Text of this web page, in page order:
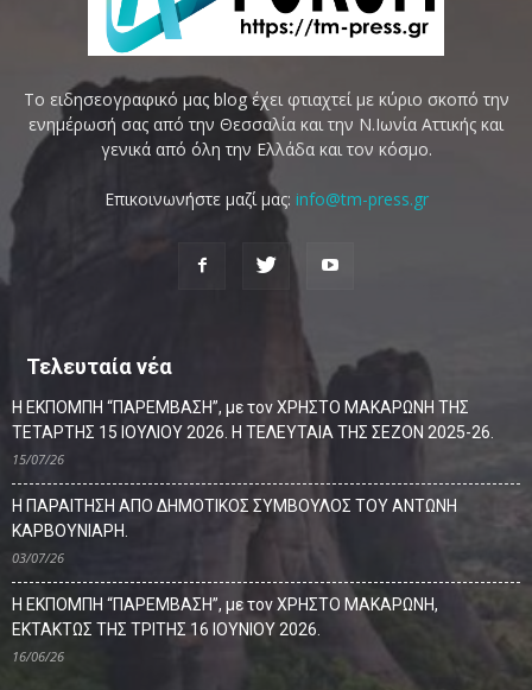
Το ειδησεογραφικό μας blog έχει φτιαχτεί με κύριο σκοπό την
ενημέρωσή σας από την Θεσσαλία και την Ν.Ιωνία Αττικής και
γενικά από όλη την Ελλάδα και τον κόσμο.
Επικοινωνήστε μαζί μας: info@tm-press.gr
Τελευταία νέα
Η ΕΚΠΟΜΠΗ “ΠΑΡΕΜΒΑΣΗ”, με τον ΧΡΗΣΤΟ ΜΑΚΑΡΩΝΗ ΤΗΣ
ΤΕΤΑΡΤΗΣ 15 ΙΟΥΛΙΟΥ 2026. Η ΤΕΛΕΥΤΑΙΑ ΤΗΣ ΣΕΖΟΝ 2025-26.
15/07/26
Η ΠΑΡΑΙΤΗΣΗ ΑΠΟ ΔΗΜΟΤΙΚΟΣ ΣΥΜΒΟΥΛΟΣ ΤΟΥ ΑΝΤΩΝΗ
ΚΑΡΒΟΥΝΙΑΡΗ.
03/07/26
Η ΕΚΠΟΜΠΗ “ΠΑΡΕΜΒΑΣΗ”, με τον ΧΡΗΣΤΟ ΜΑΚΑΡΩΝΗ,
ΕΚΤΑΚΤΩΣ ΤΗΣ ΤΡΙΤΗΣ 16 ΙΟΥΝΙΟΥ 2026.
16/06/26